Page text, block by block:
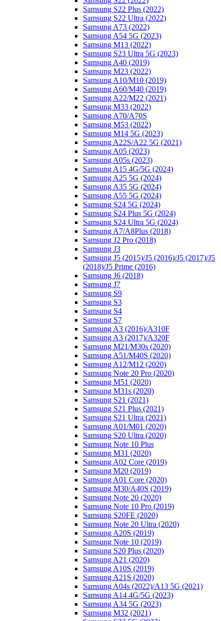
Samsung S22 Plus (2022)
Samsung S22 Ultra (2022)
Samsung A73 (2022)
Samsung A54 5G (2023)
Samsung M13 (2022)
Samsung S23 Ultra 5G (2023)
Samsung A40 (2019)
Samsung M23 (2022)
Samsung A10/M10 (2019)
Samsung A60/M40 (2019)
Samsung A22/M22 (2021)
Samsung M33 (2022)
Samsung A70/A70S
Samsung M53 (2022)
Samsung M14 5G (2023)
Samsung A22S/A22 5G (2021)
Samsung A05 (2023)
Samsung A05s (2023)
Samsung A15 4G/5G (2024)
Samsung A25 5G (2024)
Samsung A35 5G (2024)
Samsung A55 5G (2024)
Samsung S24 5G (2024)
Samsung S24 Plus 5G (2024)
Samsung S24 Ultra 5G (2024)
Samsung A7/A8Plus (2018)
Samsung J2 Pro (2018)
Samsung J3
Samsung J5 (2015)/J5 (2016)/J5 (2017)/J5
(2018)/J5 Prime (2016)
Samsung J6 (2018)
Samsung J7
Samsung S9
Samsung S3
Samsung S4
Samsung S7
Samsung A3 (2016)/A310F
Samsung A3 (2017)/A320F
Samsung M21/M30s (2020)
Samsung A51/M40S (2020)
Samsung A12/M12 (2020)
Samsung Note 20 Pro (2020)
Samsung M51 (2020)
Samsung M31s (2020)
Samsung S21 (2021)
Samsung S21 Plus (2021)
Samsung S21 Ultra (2021)
Samsung A01/M01 (2020)
Samsung S20 Ultra (2020)
Samsung Note 10 Plus
Samsung M31 (2020)
Samsung A02 Core (2019)
Samsung M20 (2019)
Samsung A01 Core (2020)
Samsung M30/A40S (2019)
Samsung Note 20 (2020)
Samsung Note 10 Pro (2019)
Samsung S20FE (2020)
Samsung Note 20 Ultra (2020)
Samsung A20S (2019)
Samsung Note 10 (2019)
Samsung S20 Plus (2020)
Samsung A21 (2020)
Samsung A10S (2019)
Samsung A21S (2020)
Samsung A04s (2022)/А13 5G (2021)
Samsung A14 4G/5G (2023)
Samsung A34 5G (2023)
Samsung M32 (2021)